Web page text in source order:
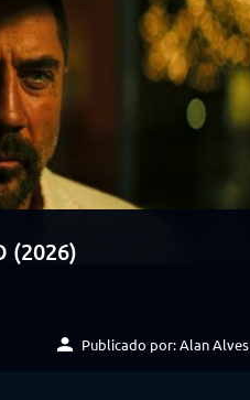
(2026)
Publicado por: Alan Alves